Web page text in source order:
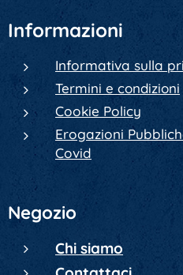
Informazioni
Informativa sulla
Termini e condizioni
Cookie Policy
Erogazioni
Covid
Negozio
Chi siamo